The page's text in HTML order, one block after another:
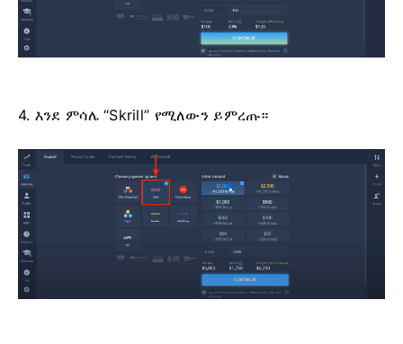
4. እንደ ምሳሌ “Skrill” የሚለውን ይምረጡ።